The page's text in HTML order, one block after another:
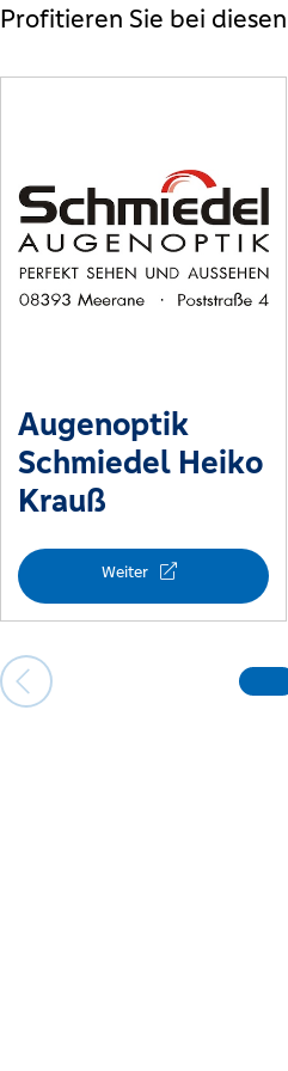
Profitieren Sie bei
Augenoptik
Schmiedel Heiko
Krauß
Weiter